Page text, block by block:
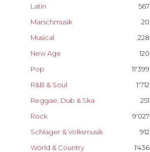
567
Latin
20
Marschmusik
228
Musical
120
New Age
11'399
Pop
1'712
R&B & Soul
251
Reggae, Dub & Ska
9'027
Rock
912
Schlager & Volksmusik
1'436
World & Country